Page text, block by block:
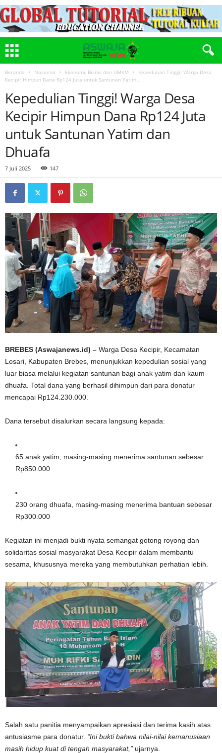
Beranda Nasional Ekonomi, Bisnis dan UMKM
Kepedulian Tinggi! Warga Desa
Kecipir Himpun Dana Rp124 Juta untuk Santunan Yatim...
Kepedulian Tinggi! Warga Desa
Kecipir Himpun Dana Rp124 Juta
untuk Santunan Yatim dan
Dhuafa
7 Juli 2025 147
BREBES (Aswajanews.id) – Warga Desa Kecipir, Kecamatan
Losari, Kabupaten Brebes, menunjukkan kepedulian sosial yang
luar biasa melalui kegiatan santunan bagi anak yatim dan kaum
dhuafa. Total dana yang berhasil dihimpun dari para donatur
mencapai Rp124.230.000.
Dana tersebut disalurkan secara langsung kepada:
65 anak yatim, masing-masing menerima santunan sebesar
Rp850.000
230 orang dhuafa, masing-masing menerima bantuan sebesar
Rp300.000
Kegiatan ini menjadi bukti nyata semangat gotong royong dan
solidaritas sosial masyarakat Desa Kecipir dalam membantu
sesama, khususnya mereka yang membutuhkan perhatian lebih.
Salah satu panitia menyampaikan apresiasi dan terima kasih atas
antusiasme para donatur. “Ini bukti bahwa nilai-nilai kemanusiaan
masih hidup kuat di tengah masyarakat,” ujarnya.